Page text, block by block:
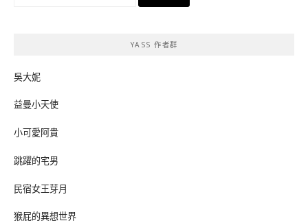
YASS 作者群
吳大妮
益曼小天使
小可愛阿貴
跳躍的宅男
民宿女王芽月
猴屁的異想世界